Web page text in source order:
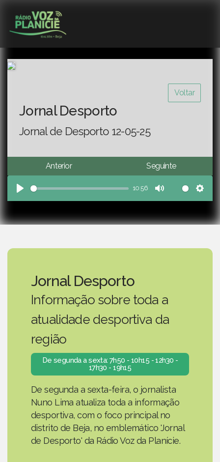
Voltar
Jornal Desporto
Jornal de Desporto 12-05-25
Anterior Seguinte
Play
10:56
Mute
Jornal Desporto
Informação sobre toda a
atualidade desportiva da
região
De segunda a sexta: 7h50 - 10h15 - 12h30 -
17h30 - 19h15
De segunda a sexta-feira, o jornalista
Nuno Lima atualiza toda a informação
desportiva, com o foco principal no
distrito de Beja, no emblemático 'Jornal
de Desporto' da Rádio Voz da Planície.